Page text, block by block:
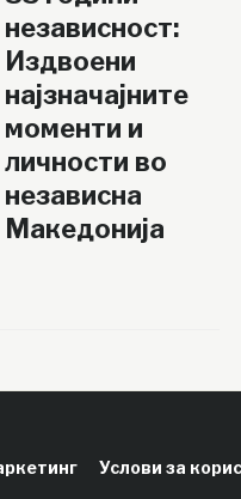
независност:
Издвоени
најзначајните
моменти и
личности во
независна
Македонија
Услови за